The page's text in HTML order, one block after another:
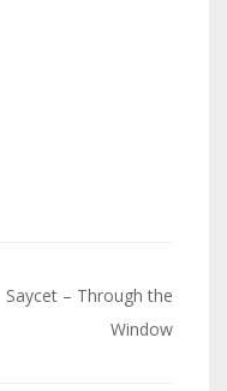
Saycet – Through the
Window